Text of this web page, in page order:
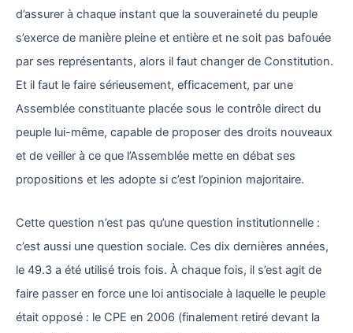
d’assurer à chaque instant que la souveraineté du peuple
s’exerce de manière pleine et entière et ne soit pas bafouée
par ses représentants, alors il faut changer de Constitution.
Et il faut le faire sérieusement, efficacement, par une
Assemblée constituante placée sous le contrôle direct du
peuple lui-même, capable de proposer des droits nouveaux
et de veiller à ce que l’Assemblée mette en débat ses
propositions et les adopte si c’est l’opinion majoritaire.
Cette question n’est pas qu’une question institutionnelle :
c’est aussi une question sociale. Ces dix dernières années,
le 49.3 a été utilisé trois fois. À chaque fois, il s’est agit de
faire passer en force une loi antisociale à laquelle le peuple
était opposé : le CPE en 2006 (finalement retiré devant la